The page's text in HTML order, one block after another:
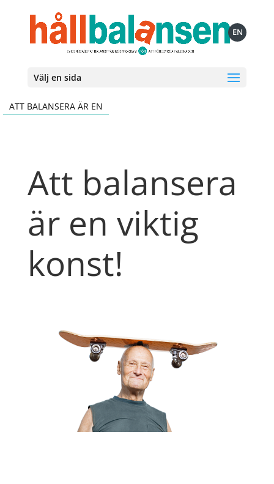
EN
Välj en sida
ATT BALANSERA ÄR EN
Att balansera
är en viktig
konst!